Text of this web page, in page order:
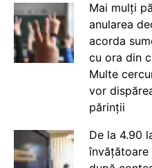
Mai mulți
anularea
acorda
cu ora din
Multe
vor
părinții
De la 4.90
învățătoare